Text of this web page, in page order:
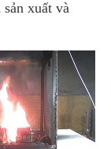
xuất và